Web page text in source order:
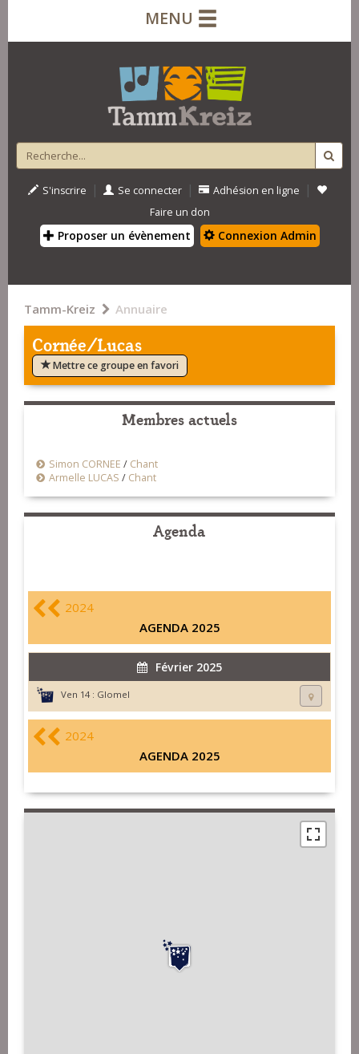
MENU
S'inscrire | Se connecter | Adhésion en ligne |
Faire un don
Proposer un évènement Connexion Admin
Tamm-Kreiz Annuaire
Cornée/Lucas
Mettre ce groupe en favori
Membres actuels
Simon CORNEE / Chant
Armelle LUCAS / Chant
Agenda
2024
AGENDA 2025
Février 2025
Ven 14 : Glomel
2024
AGENDA 2025